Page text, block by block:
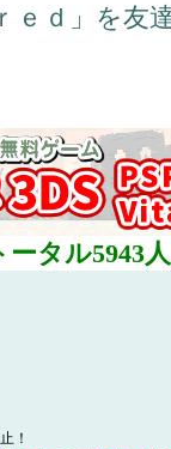
ｅｄ」を友
タル5943
！